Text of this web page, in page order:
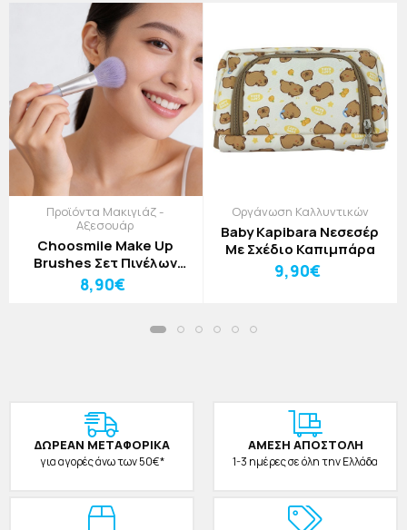
Προϊόντα Μακιγιάζ -
Αξεσουάρ
Choosmile Make Up
Brushes Σετ Πινέλων
Μακιγιάζ 4τεμ
8,90€
Οργάνωση Καλλυντικών
Baby Kapibara Νεσεσέρ
Με Σχέδιο Καπιμπάρα
9,90€
ΔΩΡΕAΝ ΜΕΤΑΦΟΡΙΚΑ
για αγορές άνω των 50€*
ΑΜΕΣΗ ΑΠΟΣΤΟΛΗ
1-3 ημέρες σε όλη την Ελλάδα